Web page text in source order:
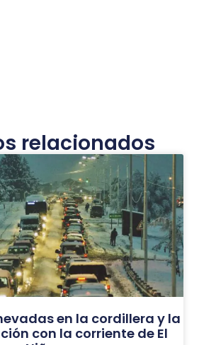
relacionados
en la cordillera y la
con la corriente de El